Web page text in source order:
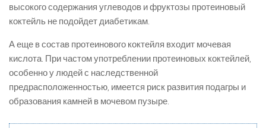
высокого содержания углеводов и фруктозы протеиновый
коктейль не подойдет диабетикам.
А еще в состав протеинового коктейля входит мочевая
кислота. При частом употреблении протеиновых коктейлей,
особенно у людей с наследственной
предрасположенностью, имеется риск развития подагры и
образования камней в мочевом пузыре.